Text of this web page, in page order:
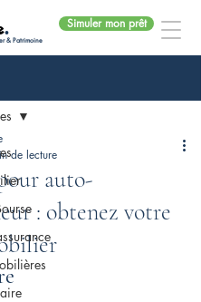
.
& Patrimoine
Simuler mon prêt
auto-
: obtenez votre
de lecture